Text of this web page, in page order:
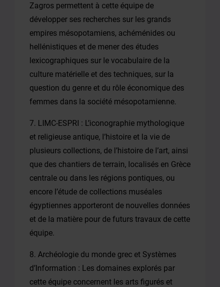
Zagros permettent à cette équipe de
développer ses recherches sur les grands
empires mésopotamiens, achéménides ou
hellénistiques et de mener des études
lexicographiques sur le vocabulaire de la
culture matérielle et des techniques, sur la
question du genre et du rôle économique des
femmes dans la société mésopotamienne.
7. LIMC-ESPRI : L’iconographie mythologique
et religieuse antique, l’histoire et la vie de
plusieurs collections, de l’histoire de l’art, ainsi
que des chantiers de terrain, localisés en Grèce
centrale ou dans les régions pontiques, ou
encore l’étude de collections muséales
égyptiennes apporteront de nouvelles données
et de la matière pour de futurs travaux de cette
équipe.
8. Archéologie du monde grec et Systèmes
d’Information : Les domaines explorés par
cette équipe concernent les arts figurés et